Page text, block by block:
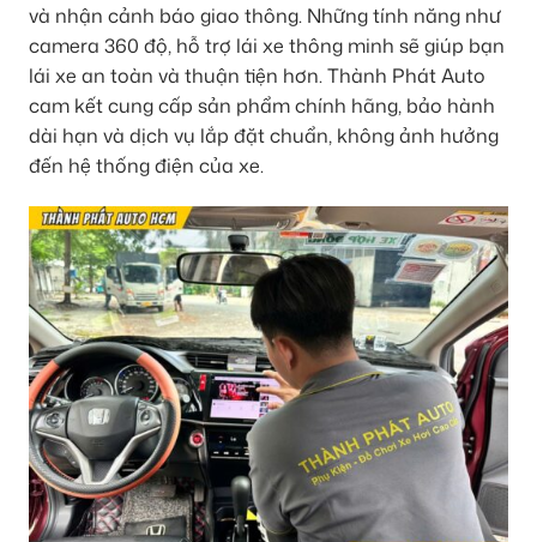
và nhận cảnh báo giao thông. Những tính năng như
camera 360 độ, hỗ trợ lái xe thông minh sẽ giúp bạn
lái xe an toàn và thuận tiện hơn. Thành Phát Auto
cam kết cung cấp sản phẩm chính hãng, bảo hành
dài hạn và dịch vụ lắp đặt chuẩn, không ảnh hưởng
đến hệ thống điện của xe.